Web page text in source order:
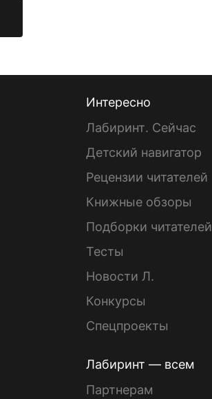
Интересно
Лабиринт. Сейчас
Детский навигатор
Рецензии читателей
Книжные обзоры
Подборки читателей
Тесты
Новости Л.
Конкурсы
Спецпроекты
Лабиринт — всем
Партнерам